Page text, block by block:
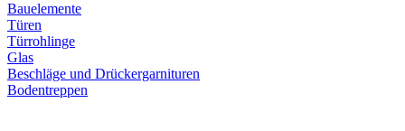
Bauelemente
Türen
Türrohlinge
Glas
Beschläge und Drückergarnituren
Bodentreppen